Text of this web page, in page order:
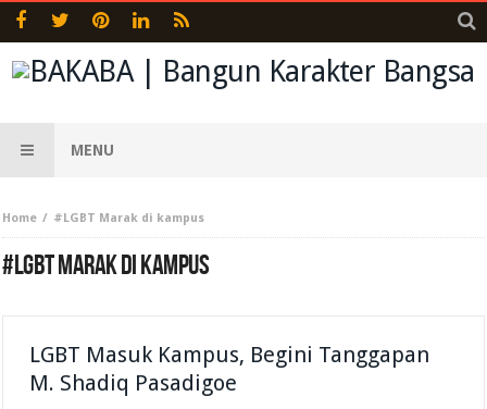
MENU
Home #LGBT Marak di kampus
#LGBT MARAK DI KAMPUS
LGBT Masuk Kampus, Begini Tanggapan
M. Shadiq Pasadigoe